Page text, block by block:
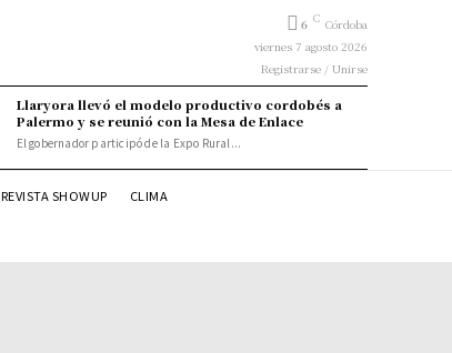
6 C Córdoba
viernes 7 agosto 2026
Registrarse / Unirse
Llaryora llevó el modelo productivo cordobés a
Palermo y se reunió con la Mesa de Enlace
El gobernador participó de la Expo Rural...
REVISTA SHOWUP CLIMA